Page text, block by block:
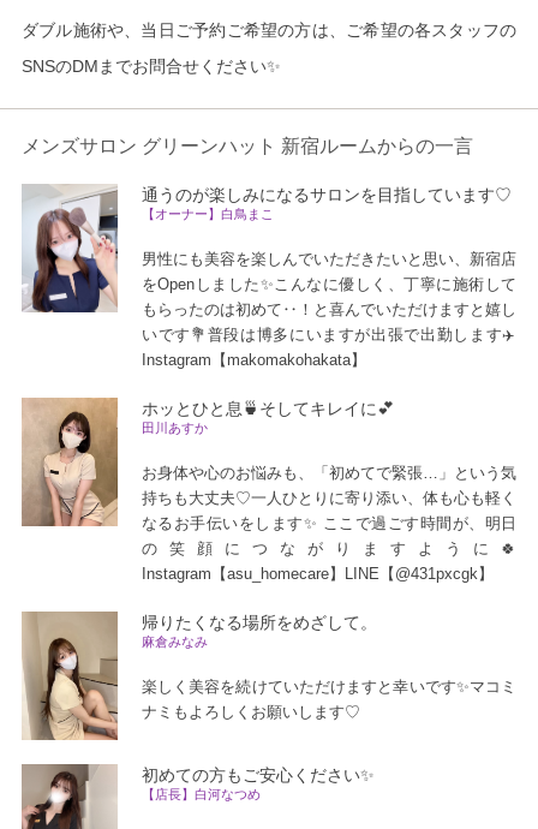
ダブル施術や、当日ご予約ご希望の方は、ご希望の各スタッフの
SNSのDMまでお問合せください✨
メンズサロン グリーンハット 新宿ルームからの一言
通うのが楽しみになるサロンを目指しています♡
【オーナー】白鳥まこ
男性にも美容を楽しんでいただきたいと思い、新宿店
をOpenしました✨こんなに優しく、丁寧に施術して
もらったのは初めて‥！と喜んでいただけますと嬉し
いです💐普段は博多にいますが出張で出勤します✈️
Instagram【makomakohakata】
ホッとひと息🍵そしてキレイに💕
田川あすか
お身体や心のお悩みも、「初めてで緊張…」という気
持ちも大丈夫♡一人ひとりに寄り添い、体も心も軽く
なるお手伝いをします✨ ここで過ごす時間が、明日
の笑顔につながりますように🍀
Instagram【asu_homecare】LINE【@431pxcgk】
帰りたくなる場所をめざして。
麻倉みなみ
楽しく美容を続けていただけますと幸いです✨マコミ
ナミもよろしくお願いします♡
初めての方もご安心ください✨
【店長】白河なつめ